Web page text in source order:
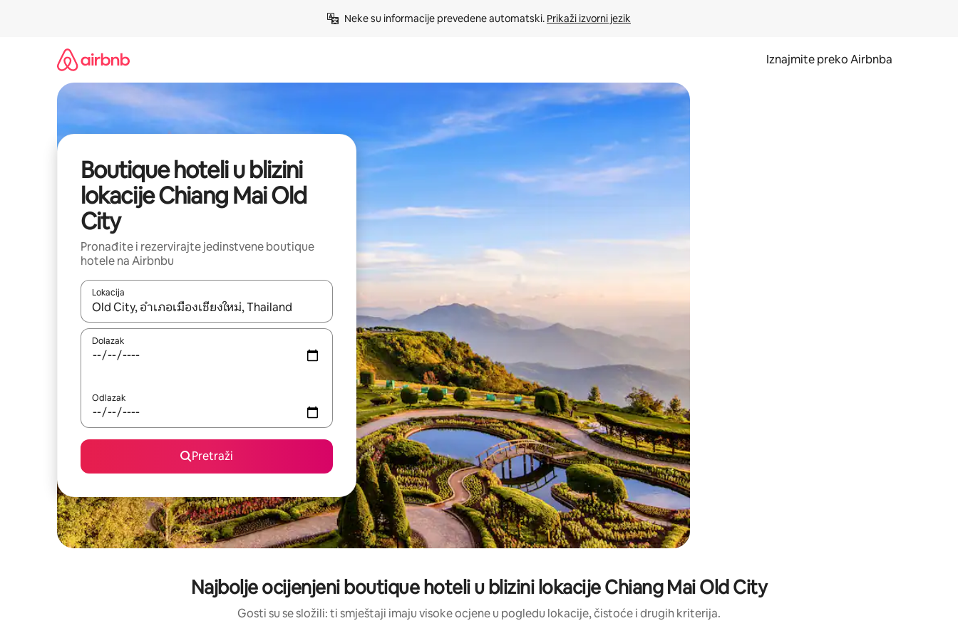
Neke su informacije prevedene automatski. Prikaži izvorni jezik
Iznajmite preko Airbnba
Boutique hoteli u blizini
lokacije Chiang Mai Old
City
Pronađite i rezervirajte jedinstvene boutique
hotele na Airbnbu
Lokacija
Kada budu dostupni rezultati, moći ćete ih pregledati koristeći se strelicama prema gore i prema dolje, kao i dodirom ili prelaskom prstom po zaslonu.
Dolazak
Odlazak
Pretraži
Najbolje ocijenjeni boutique hoteli u blizini lokacije Chiang Mai Old City
Gosti su se složili: ti smještaji imaju visoke ocjene u pogledu lokacije, čistoće i drugih kriterija.